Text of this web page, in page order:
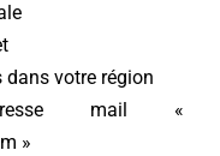
dans votre région
mail «
»